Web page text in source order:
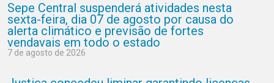
Sepe Central suspenderá atividades nesta
sexta-feira, dia 07 de agosto por causa do
alerta climático e previsão de fortes
vendavais em todo o estado
7 de agosto de 2026